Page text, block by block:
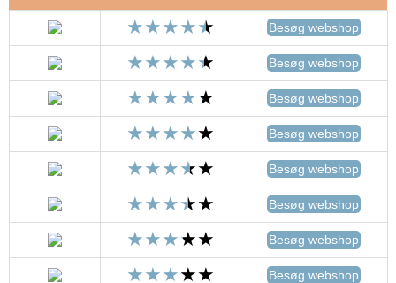
Besøg webshop
Besøg webshop
Besøg webshop
Besøg webshop
Besøg webshop
Besøg webshop
Besøg webshop
Besøg webshop